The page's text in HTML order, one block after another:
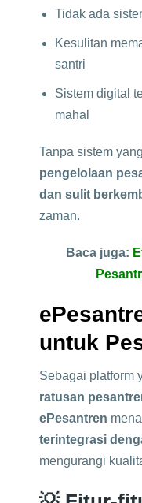
Tidak ada
Kesulitan
santri
Sistem digital
mahal
Tanpa sistem
pengelolaan
dan sulit
zaman.
Baca juga:
untuk
Sebagai platform
ratusan
ePesantren
terintegrasi
mengurangi